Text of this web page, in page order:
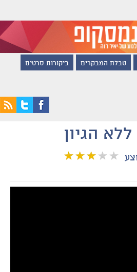
טבלת המבקרים ביקורות סרטים
הגיון